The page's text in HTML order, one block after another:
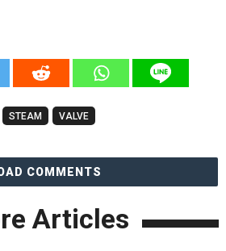
STEAM VALVE
COMMENTS
Articles